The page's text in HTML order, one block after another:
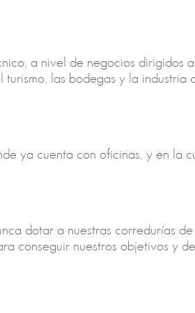
a nivel de negocios dirigidos
las bodegas y la industria
ya cuenta con oficinas, y en la
dotar a nuestras corredurías de
conseguir nuestros objetivos y